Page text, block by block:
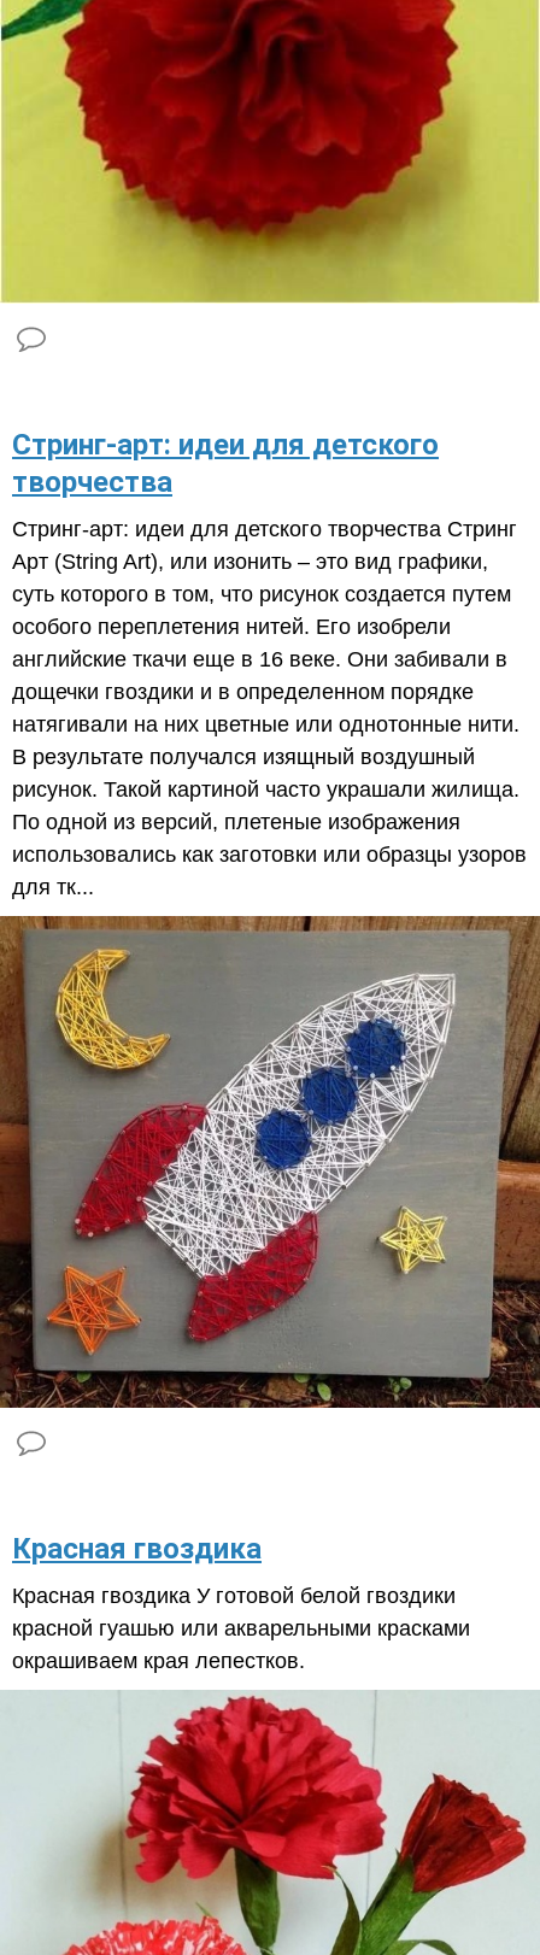
Стринг-арт: идеи для детского
творчества
Стринг-арт: идеи для детского творчества Стринг
Арт (String Art), или изонить – это вид графики,
суть которого в том, что рисунок создается путем
особого переплетения нитей. Его изобрели
английские ткачи еще в 16 веке. Они забивали в
дощечки гвоздики и в определенном порядке
натягивали на них цветные или однотонные нити.
В результате получался изящный воздушный
рисунок. Такой картиной часто украшали жилища.
По одной из версий, плетеные изображения
использовались как заготовки или образцы узоров
для тк...
Красная гвоздика
Красная гвоздика У готовой белой гвоздики
красной гуашью или акварельными красками
окрашиваем края лепестков.